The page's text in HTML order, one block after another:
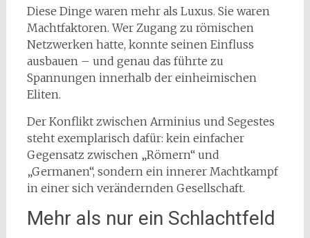
Diese Dinge waren mehr als Luxus. Sie waren
Machtfaktoren. Wer Zugang zu römischen
Netzwerken hatte, konnte seinen Einfluss
ausbauen – und genau das führte zu
Spannungen innerhalb der einheimischen
Eliten.
Der Konflikt zwischen Arminius und Segestes
steht exemplarisch dafür: kein einfacher
Gegensatz zwischen „Römern“ und
„Germanen“, sondern ein innerer Machtkampf
in einer sich verändernden Gesellschaft.
Mehr als nur ein Schlachtfeld